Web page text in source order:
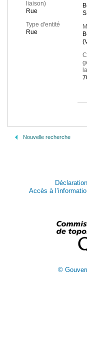
liaison)
Rue
Type d'entité
Rue
Nouvelle recherche
Accès à
©